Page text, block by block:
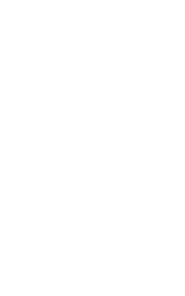
mrežama